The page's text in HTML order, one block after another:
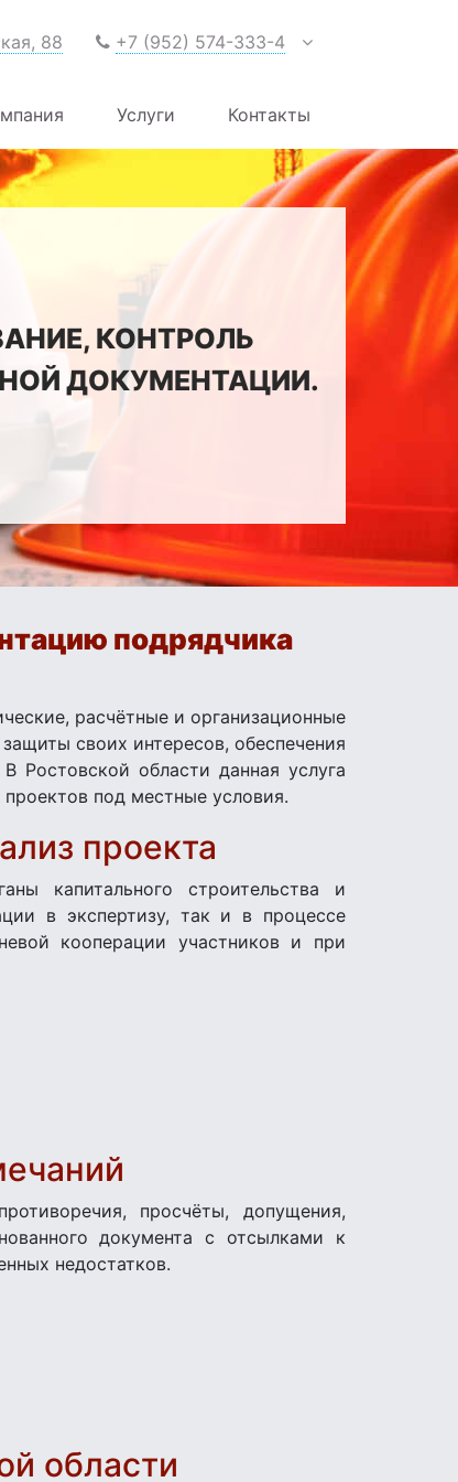
88 +7 (952) 574-333-4
Услуги Контакты
КОНТРОЛЬ
ДОКУМЕНТАЦИИ.
подрядчика
расчётные и организационные
своих интересов, обеспечения
Ростовской области данная услуга
под местные условия.
проекта
капитального строительства и
в экспертизу, так и в процессе
кооперации участников и при
просчёты, допущения,
документа с отсылками к
недостатков.
области